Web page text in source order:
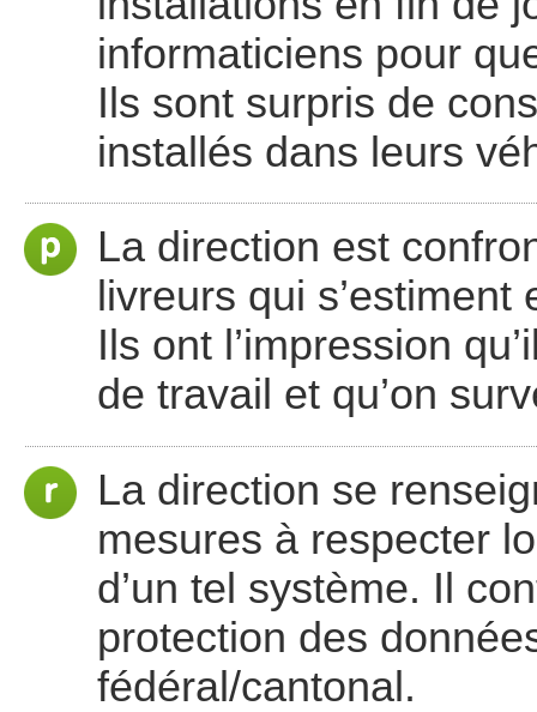
informaticiens pour
Ils sont surpris de
installés dans leurs
La direction est
livreurs qui
Ils ont l’impression
de travail et qu’on
La direction se
mesures à respecter
d’un tel système. Il
protection des
fédéral/cantonal.